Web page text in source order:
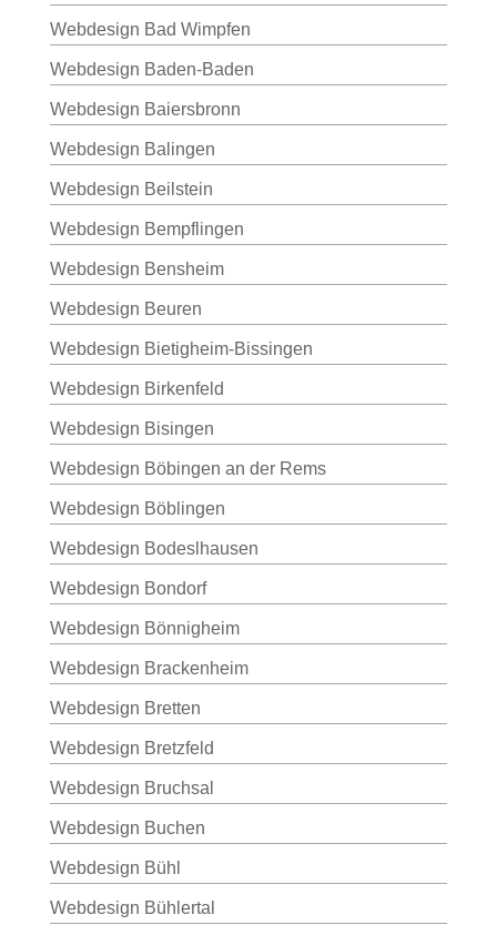
Webdesign Bad Wimpfen
Webdesign Baden-Baden
Webdesign Baiersbronn
Webdesign Balingen
Webdesign Beilstein
Webdesign Bempflingen
Webdesign Bensheim
Webdesign Beuren
Webdesign Bietigheim-Bissingen
Webdesign Birkenfeld
Webdesign Bisingen
Webdesign Böbingen an der Rems
Webdesign Böblingen
Webdesign Bodeslhausen
Webdesign Bondorf
Webdesign Bönnigheim
Webdesign Brackenheim
Webdesign Bretten
Webdesign Bretzfeld
Webdesign Bruchsal
Webdesign Buchen
Webdesign Bühl
Webdesign Bühlertal